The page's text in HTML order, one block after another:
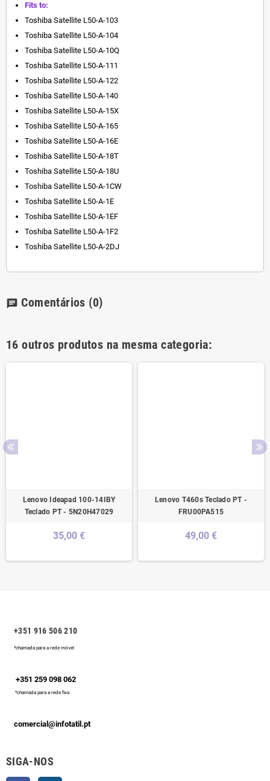
Fits to:
Toshiba Satellite L50-A-103
Toshiba Satellite L50-A-104
Toshiba Satellite L50-A-10Q
Toshiba Satellite L50-A-111
Toshiba Satellite L50-A-122
Toshiba Satellite L50-A-140
Toshiba Satellite L50-A-15X
Toshiba Satellite L50-A-165
Toshiba Satellite L50-A-16E
Toshiba Satellite L50-A-18T
Toshiba Satellite L50-A-18U
Toshiba Satellite L50-A-1CW
Toshiba Satellite L50-A-1E
Toshiba Satellite L50-A-1EF
Toshiba Satellite L50-A-1F2
Toshiba Satellite L50-A-2DJ
chat Comentários (0)
16 outros produtos na mesma categoria:
Lenovo Ideapad 100-14IBY
Teclado PT - 5N20H47029
35,00 €
Lenovo T460s Teclado PT -
FRU00PA515
49,00 €
+351 916 506 210
*chamada para a rede móvel
+351 259 098 062
*chamada para a rede fixa
comercial@infotatil.pt
SIGA-NOS